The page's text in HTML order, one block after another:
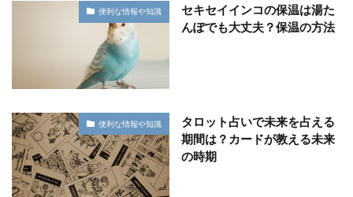
便利な情報や知識
セキセイインコの保温は湯た
んぽでも大丈夫？保温の方法
便利な情報や知識
タロット占いで未来を占える
期間は？カードが教える未来
の時期